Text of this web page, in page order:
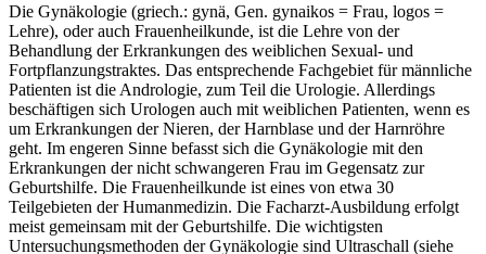
Die Gynäkologie (griech.: gynä, Gen. gynaikos = Frau, logos =
Lehre), oder auch Frauenheilkunde, ist die Lehre von der
Behandlung der Erkrankungen des weiblichen Sexual- und
Fortpflanzungstraktes. Das entsprechende Fachgebiet für männliche
Patienten ist die Andrologie, zum Teil die Urologie. Allerdings
beschäftigen sich Urologen auch mit weiblichen Patienten, wenn es
um Erkrankungen der Nieren, der Harnblase und der Harnröhre
geht. Im engeren Sinne befasst sich die Gynäkologie mit den
Erkrankungen der nicht schwangeren Frau im Gegensatz zur
Geburtshilfe. Die Frauenheilkunde ist eines von etwa 30
Teilgebieten der Humanmedizin. Die Facharzt-Ausbildung erfolgt
meist gemeinsam mit der Geburtshilfe. Die wichtigsten
Untersuchungsmethoden der Gynäkologie sind Ultraschall (siehe